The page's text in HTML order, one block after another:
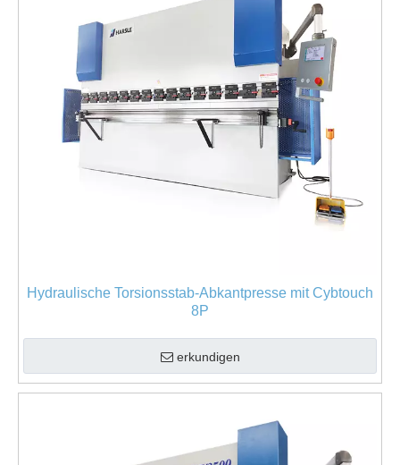
Hydraulische Torsionsstab-Abkantpresse mit Cybtouch
8P
erkundigen